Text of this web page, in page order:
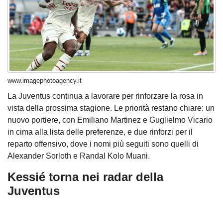
www.imagephotoagency.it
La Juventus continua a lavorare per rinforzare la rosa in
vista della prossima stagione. Le priorità restano chiare: un
nuovo portiere, con Emiliano Martinez e Guglielmo Vicario
in cima alla lista delle preferenze, e due rinforzi per il
reparto offensivo, dove i nomi più seguiti sono quelli di
Alexander Sorloth e Randal Kolo Muani.
Kessié torna nei radar della
Juventus